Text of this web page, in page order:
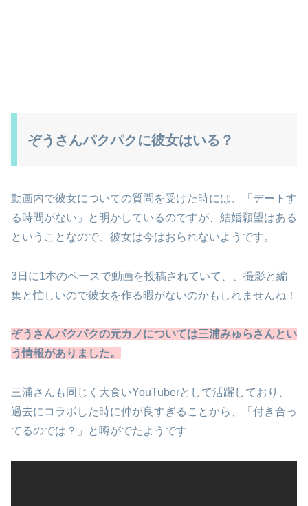
ぞうさんパクパクに彼女はいる？
動画内で彼女についての質問を受けた時には、「デートす
る時間がない」と明かしているのですが、結婚願望はある
ということなので、彼女は今はおられないようです。
3日に1本のペースで動画を投稿されていて、、撮影と編
集と忙しいので彼女を作る暇がないのかもしれませんね！
ぞうさんパクパクの元カノについては三浦みゅらさんとい
う情報がありました。
三浦さんも同じく大食いYouTuberとして活躍しており、
過去にコラボした時に仲が良すぎることから、「付き合っ
てるのでは？」と噂がでたようです